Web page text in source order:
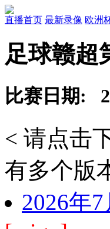
直播首页 最新录像 欧洲
足球赣超
比赛日期:
< 请点击
有多个版
2026年